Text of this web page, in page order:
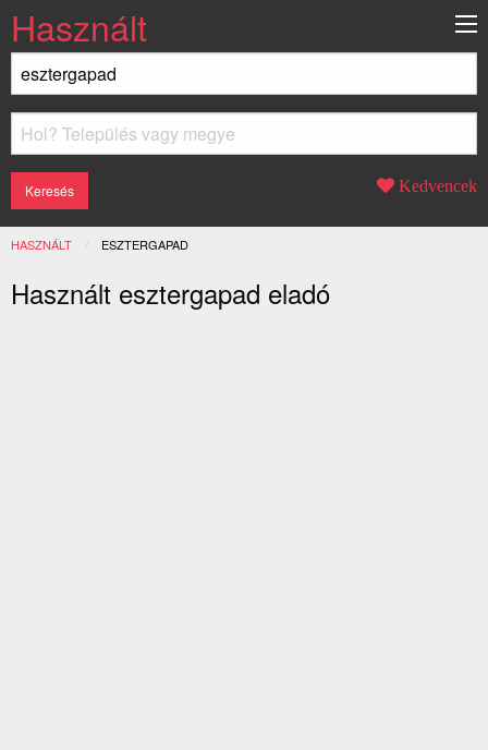
Használt
Kedvencek
HASZNÁLT JELENLEGI:
ESZTERGAPAD
Használt esztergapad eladó